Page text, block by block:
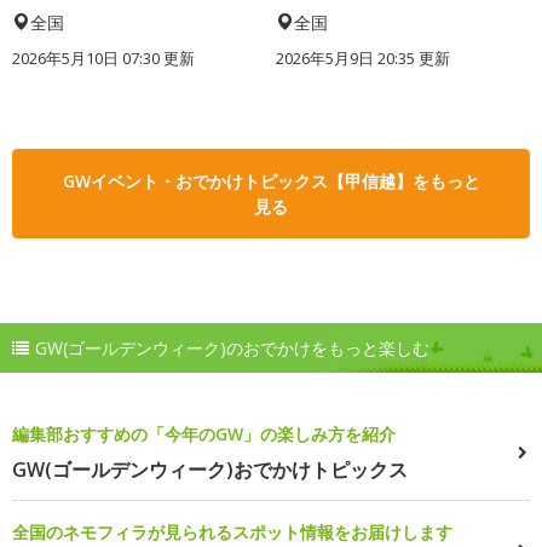
全国
2026年5月10日 07:30 更新
全国
2026年5月9日 20:35 更新
GWイベント・おでかけトピックス【甲信越】をもっと
見る
GW(ゴールデンウィーク)のおでかけをもっと楽しむ
編集部おすすめの「今年のGW」の楽しみ方を紹介
GW(ゴールデンウィーク)おでかけトピックス
全国のネモフィラが見られるスポット情報をお届けします